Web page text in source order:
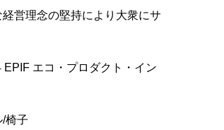
営理念の堅持により大衆にサ
エコ・プロダクト・イン
椅子